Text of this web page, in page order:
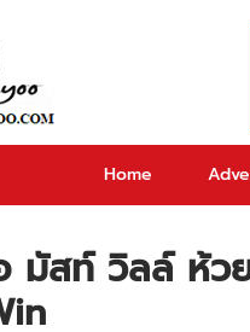
Home
มัสท์ วิลล์ ห้